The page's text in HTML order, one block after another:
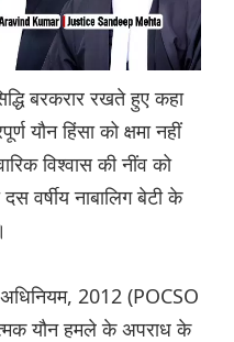
बरकरार रखते हुए कहा
यौन हिंसा को क्षमा नहीं
विश्वास की नींव को
वर्षीय नाबालिग बेटी के
2012 (POCSO
यौन हमले के अपराध के